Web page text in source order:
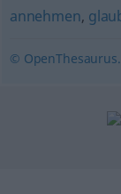
annehmen,
©